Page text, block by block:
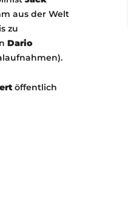
aus der Welt
zu
Dario
öffentlich